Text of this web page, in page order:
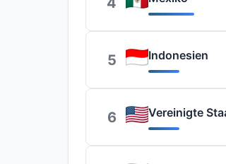
5 Indonesien
6 Vereinigte